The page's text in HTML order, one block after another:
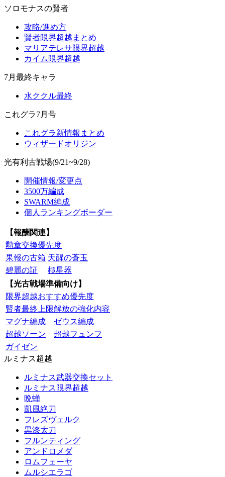
ソロモナスの賢者
攻略/進め方
賢者限界超越まとめ
マリアテレサ限界超越
カイム限界超越
7月最終キャラ
水ククル最終
これグラ7月号
これグラ新情報まとめ
ウィザードオリジン
光有利古戦場(9/21~9/28)
開催情報/変更点
3500万編成
SWARM編成
個人ランキングボーダー
【報酬関連】
勲章交換優先度
果報の古箱 天醒の蒼玉
碧麗の証
極星器
【光古戦場準備向け】
限界超越おすすめ優先度
賢者最終上限解放の強化内容
マグナ編成
ゼウス編成
超越ソーン
超越フュンフ
ガイゼン
ルミナス超越
ルミナス武器交換セット
ルミナス限界超越
晩蝉
凱風絶刀
フレズヴェルク
黒漆太刀
フルンティング
アンドロメダ
ロムフェーヤ
ムルシエラゴ